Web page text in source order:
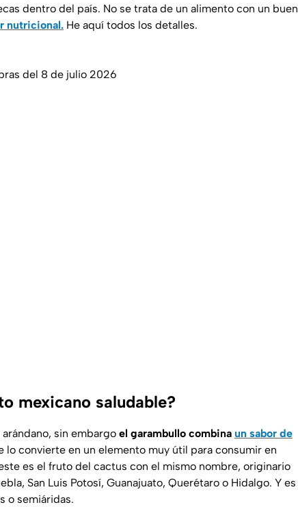
dentro del país. No se trata de un alimento con un buen
nutricional. He aquí todos los detalles.
del 8 de julio 2026
mexicano saludable?
sin embargo el garambullo combina un sabor de
lo convierte en un elemento muy útil para consumir en
es el fruto del cactus con el mismo nombre, originario
San Luis Potosí, Guanajuato, Querétaro o Hidalgo. Y es
o semiáridas.